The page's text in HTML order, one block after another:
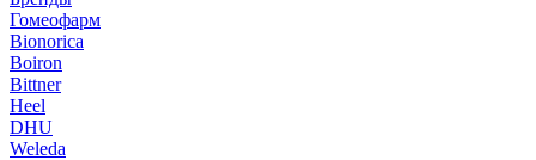
Гомеофарм
Bionorica
Boiron
Bittner
Heel
DHU
Weleda